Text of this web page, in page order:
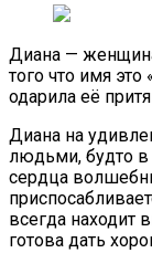
Диана —
того что имя
одарила её
Диана на
людьми, будто в
сердца
всегда находит
готова дать